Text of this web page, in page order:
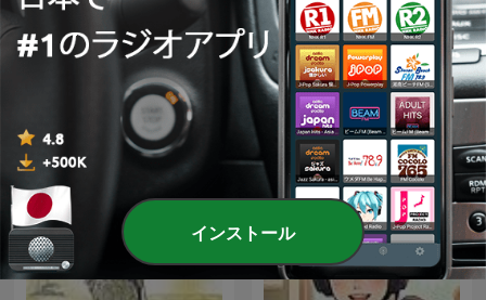
Bloomin' Legends with
Johnny Vaughan & Gavin
Woods
ボイスドラマで学ぶ「日本
の歴史」
インストール